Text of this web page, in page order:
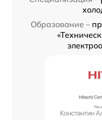
Образование –